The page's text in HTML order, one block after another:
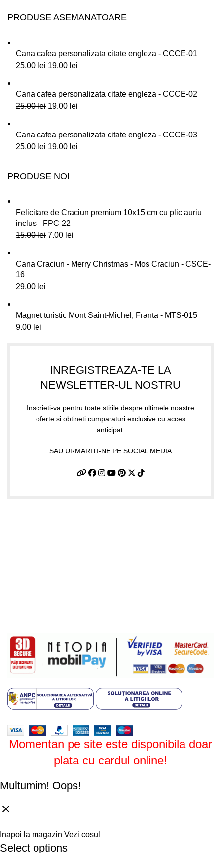
PRODUSE ASEMANATOARE
Cana cafea personalizata citate engleza - CCCE-01
25.00lei 19.00 lei
Cana cafea personalizata citate engleza - CCCE-02
25.00lei 19.00 lei
Cana cafea personalizata citate engleza - CCCE-03
25.00lei 19.00 lei
PRODUSE NOI
Felicitare de Craciun premium 10x15 cm cu plic auriu
inclus - FPC-22
15.00lei 7.00 lei
Cana Craciun - Merry Christmas - Mos Craciun - CSCE-
16
29.00 lei
Magnet turistic Mont Saint-Michel, Franta - MTS-015
9.00 lei
INREGISTREAZA-TE LA
NEWSLETTER-UL NOSTRU
Inscrieti-va pentru toate stirile despre ultimele noastre
oferte si obtineti cumparaturi exclusive cu acces
anticipat.
SAU URMARITI-NE PE SOCIAL MEDIA
Momentan pe site este disponibila doar
plata cu cardul online!
Multumim! Oops!
Inapoi la magazin Vezi cosul
Select options